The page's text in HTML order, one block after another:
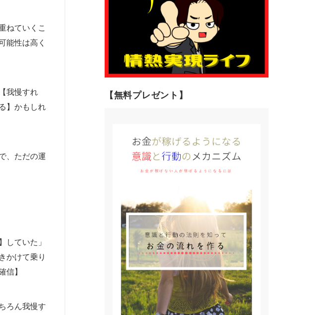
ねていくこ
能性は高く
我慢すれ
】かもしれ
、ただの運
していた」
かけて乗り
】
ろん我慢す
【無料プレゼント】